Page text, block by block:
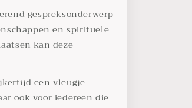
gespreksonderwerp
en spirituele
kan deze
een vleugje
ook voor iedereen die